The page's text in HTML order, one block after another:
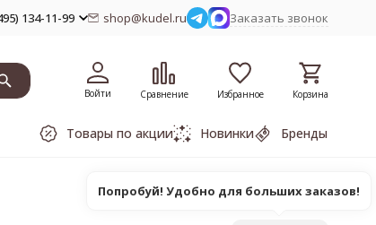
134-11-99 shop@kudel.ru Заказать звонок
Войти Сравнение Избранное Корзина
Товары по акции Новинки Бренды
Попробуй! Удобно для больших заказов!